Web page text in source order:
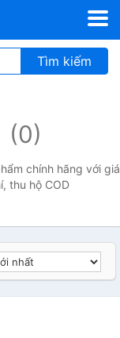
Tìm kiếm
(0)
chính hãng với giá
thu hộ COD